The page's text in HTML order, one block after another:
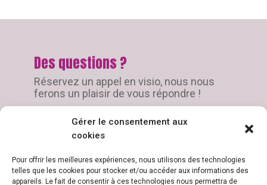
Gérer le consentement aux
cookies
Pour offrir les meilleures expériences, nous utilisons des technologies
telles que les cookies pour stocker et/ou accéder aux informations des
appareils. Le fait de consentir à ces technologies nous permettra de
Des questions ?
Réservez un appel en visio, nous nous
ferons un plaisir de vous répondre !